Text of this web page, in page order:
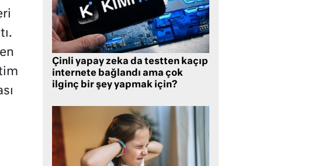
Çinli yapay zeka da testten kaçıp
internete bağlandı ama çok
ilginç bir şey yapmak için?